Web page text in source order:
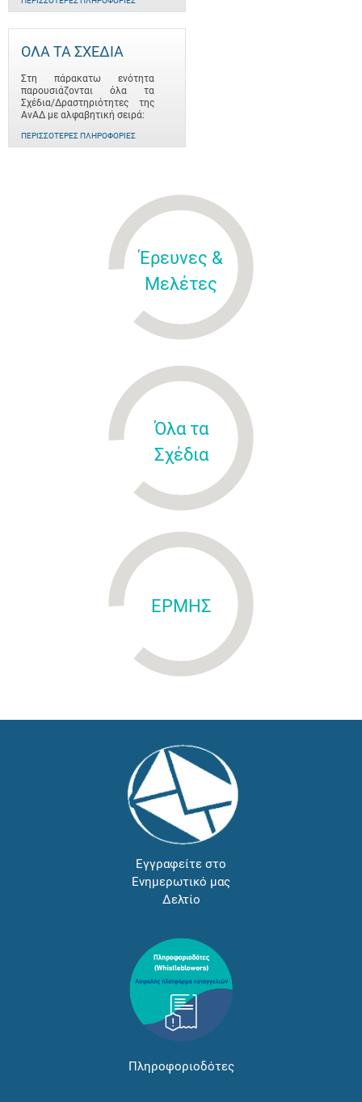
ΟΛΑ ΤΑ ΣΧΕΔΙΑ
Στη πάρακατω ενότητα
παρουσιάζονται όλα τα
Σχέδια/Δραστηριότητες της
ΑνΑΔ με αλφαβητική σειρά:
ΠΕΡΙΣΣΌΤΕΡΕΣ ΠΛΗΡΟΦΟΡΊΕΣ
Έρευνες &
Μελέτες
Όλα τα
Σχέδια
ΕΡΜΗΣ
Εγγραφείτε στο
Ενημερωτικό μας
Δελτίο
Πληροφοριοδότες